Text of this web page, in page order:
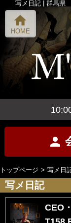
写メ日記 | 群馬県
home
HOME
person
トップページ 写メ日
写メ日記
CEO